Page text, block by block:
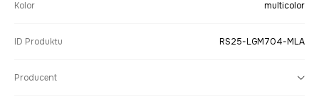
Kolor multicolor
ID Produktu RS25-LGM704-MLA
Producent